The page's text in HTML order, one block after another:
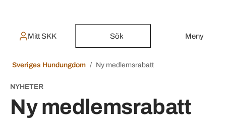
Mitt SKK Sök Meny
Sveriges Hundungdom Ny medlemsrabatt
Ny medlemsrabatt
NYHETER